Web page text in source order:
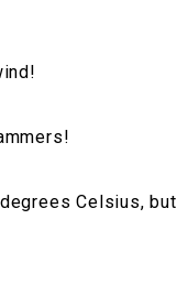
Celsius, but